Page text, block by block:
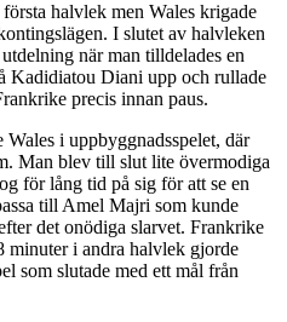
halvlek men Wales krigade
I slutet av halvleken
när man tilldelades en
Kadidiatou Diani upp och rullade
precis innan paus.
i uppbyggnadsspelet, där
Man blev till slut lite övermodiga
för lång tid på sig för att se en
till Amel Majri som kunde
det onödiga slarvet. Frankrike
minuter i andra halvlek gjorde
som slutade med ett mål från